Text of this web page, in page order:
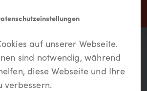
findet jeder
zu speichern und eine
Wenn Du noch kein Login
Dich hier kostenlos anmelden.
auf unserer Webseite.
sind notwendig, während
diese Webseite und Ihre
verbessern.